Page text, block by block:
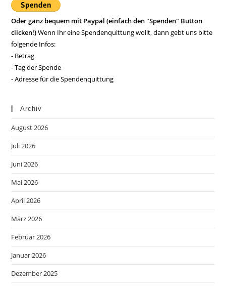
Oder ganz bequem mit Paypal (einfach den "Spenden" Button
clicken!)Wenn Ihr eine Spendenquittung wollt, dann gebt uns bitte
folgende Infos:
- Betrag
- Tag der Spende
- Adresse für die Spendenquittung
Archiv
August 2026
Juli 2026
Juni 2026
Mai 2026
April 2026
März 2026
Februar 2026
Januar 2026
Dezember 2025